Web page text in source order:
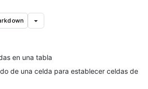
en una tabla
de una celda para establecer celdas de